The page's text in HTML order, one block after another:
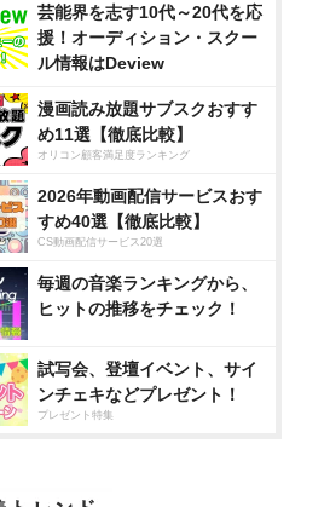
芸能界を志す10代～20代を応
援！オーディション・スクー
ル情報はDeview
漫画読み放題サブスクおすす
め11選【徹底比較】
オリコン顧客満足度ランキング
2026年動画配信サービスおす
すめ40選【徹底比較】
CS動画配信サービス20選
毎週の音楽ランキングから、
ヒットの推移をチェック！
試写会、登壇イベント、サイ
ンチェキなどプレゼント！
プレゼント特集